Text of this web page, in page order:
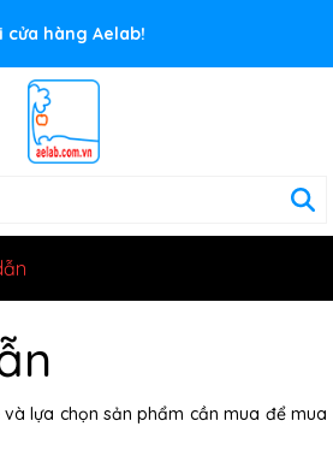
cửa hàng Aelab!
lựa chọn sản phẩm cần mua để mua